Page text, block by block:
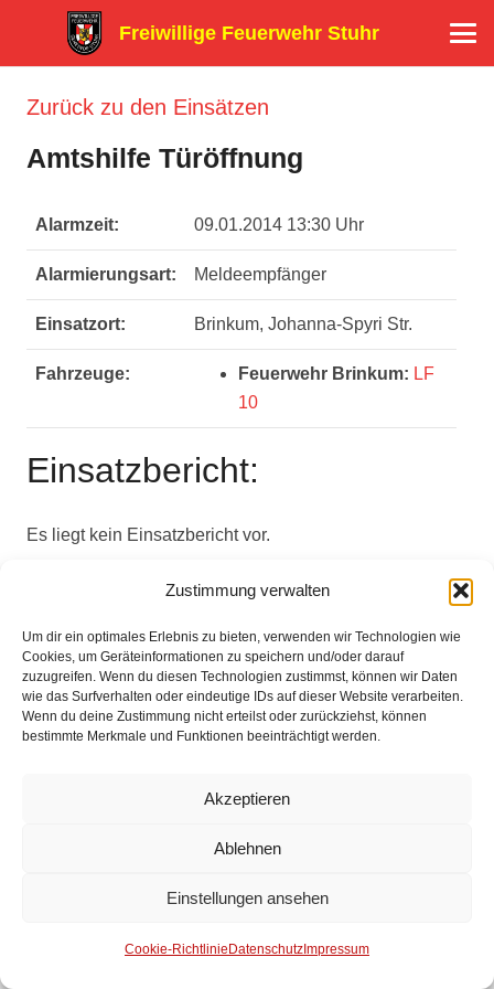
Zustimmung verwalten
Um dir ein optimales Erlebnis zu bieten, verwenden wir Technologien wie
Cookies, um Geräteinformationen zu speichern und/oder darauf
zuzugreifen. Wenn du diesen Technologien zustimmst, können wir Daten
wie das Surfverhalten oder eindeutige IDs auf dieser Website verarbeiten.
Wenn du deine Zustimmung nicht erteilst oder zurückziehst, können
bestimmte Merkmale und Funktionen beeinträchtigt werden.
Akzeptieren
Ablehnen
Einstellungen ansehen
Cookie-Richtlinie Datenschutz Impressum
Freiwillige Feuerwehr Stuhr
Zurück zu den Einsätzen
Amtshilfe Türöffnung
Alarmzeit: 09.01.2014 13:30 Uhr
Alarmierungsart: Meldeempfänger
Einsatzort: Brinkum, Johanna-Spyri Str.
Fahrzeuge: Feuerwehr Brinkum: LF
10
Einsatzbericht:
Es liegt kein Einsatzbericht vor.
Datenschutz
Kontakt
Anmelden